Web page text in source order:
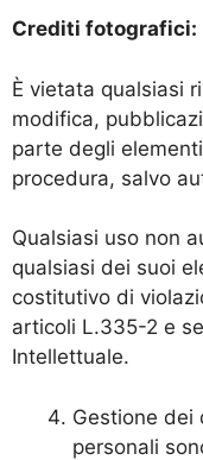
Crediti fotografici:
È vietata qualsiasi
modifica,
parte degli
procedura, salvo
Qualsiasi uso non
qualsiasi dei suoi
costitutivo di
articoli L.335-2 e
Intellettuale.
Gestione dei
personali